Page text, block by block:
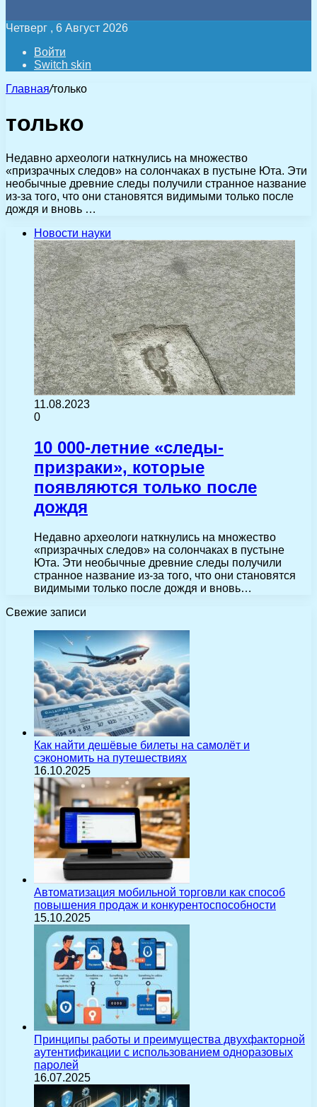
Четверг , 6 Август 2026
Войти
Switch skin
Главная/только
только
Недавно археологи наткнулись на множество
«призрачных следов» на солончаках в пустыне Юта. Эти
необычные древние следы получили странное название
из-за того, что они становятся видимыми только после
дождя и вновь …
Новости науки
11.08.2023
0
10 000-летние «следы-
призраки», которые
появляются только после
дождя
Недавно археологи наткнулись на множество
«призрачных следов» на солончаках в пустыне
Юта. Эти необычные древние следы получили
странное название из-за того, что они становятся
видимыми только после дождя и вновь…
Свежие записи
Как найти дешёвые билеты на самолёт и
сэкономить на путешествиях
16.10.2025
Автоматизация мобильной торговли как способ
повышения продаж и конкурентоспособности
15.10.2025
Принципы работы и преимущества двухфакторной
аутентификации с использованием одноразовых
паролей
16.07.2025